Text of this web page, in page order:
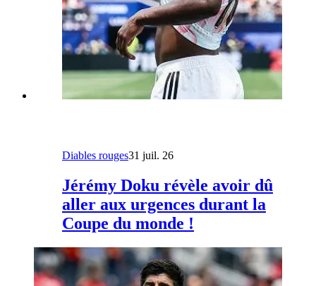
Diables rouges31 juil. 26
Jérémy Doku révèle avoir dû
aller aux urgences durant la
Coupe du monde !